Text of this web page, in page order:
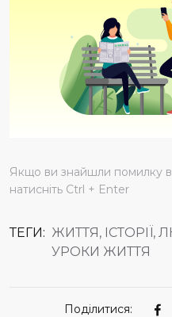
Якщо ви знайшли помилку в
натисніть Ctrl + Enter
ТЕГИ: ЖИТТЯ, ІСТОРІЇ,
УРОКИ ЖИТТЯ
Поділитися: